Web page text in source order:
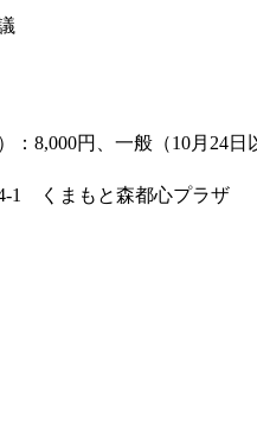
：8,000円、一般（10月24日
1 くまもと森都心プラザ